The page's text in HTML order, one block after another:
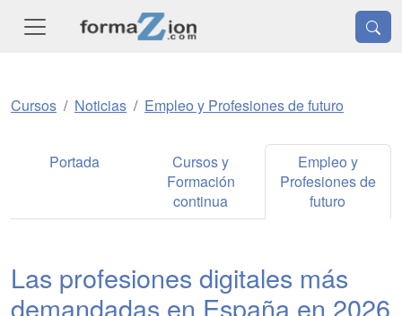
Cursos Noticias Empleo y Profesiones de futuro
Portada
Cursos y
Formación
continua
Empleo y
Profesiones de
futuro
Las profesiones digitales más
demandadas en España en 2026